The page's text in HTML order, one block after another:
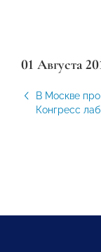
01 Августа
В Москве
Конгресс